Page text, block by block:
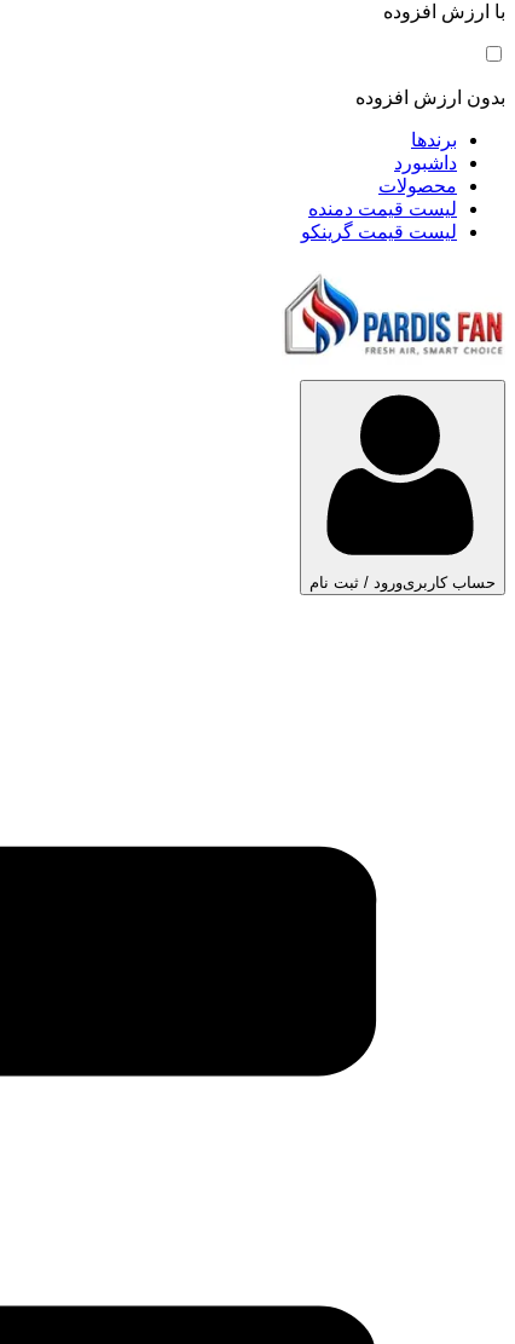
با ارزش افزوده
بدون ارزش افزوده
برندها
داشبورد
محصولات
لیست قیمت دمنده
لیست قیمت گرینکو
حساب کاربریورود / ثبت نام